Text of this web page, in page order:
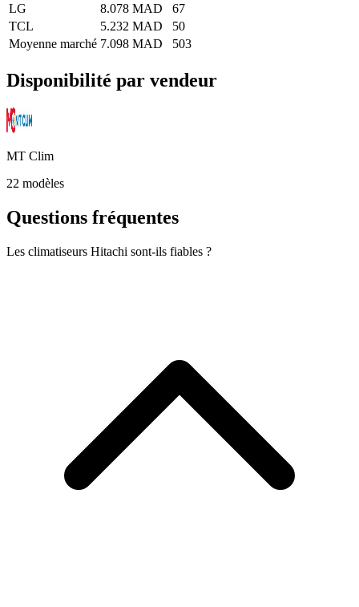
LG
8.078 MAD
67
TCL
5.232 MAD
50
Moyenne marché 7.098 MAD 503
Disponibilité par vendeur
MT Clim
22 modèles
Questions fréquentes
Les climatiseurs Hitachi sont-ils fiables ?